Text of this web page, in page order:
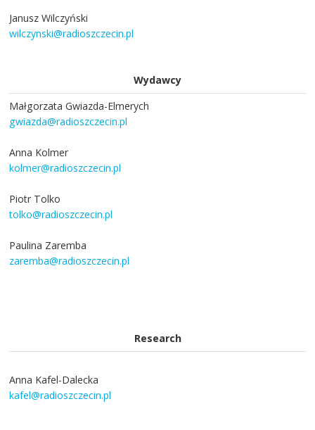
Janusz Wilczyński
wilczynski@radioszczecin.pl
Wydawcy
Małgorzata Gwiazda-Elmerych
gwiazda@radioszczecin.pl
Anna Kolmer
kolmer@radioszczecin.pl
Piotr Tolko
tolko@radioszczecin.pl
Paulina Zaremba
zaremba@radioszczecin.pl
Research
Anna Kafel-Dalecka
kafel@radioszczecin.pl